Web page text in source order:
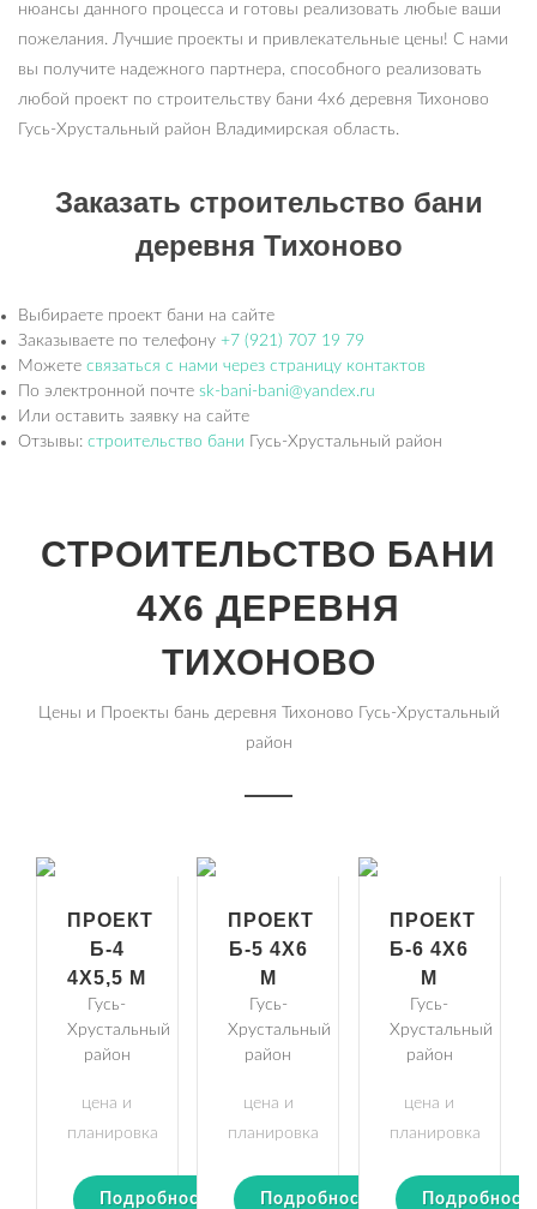
нюансы данного процесса и готовы реализовать любые ваши
пожелания. Лучшие проекты и привлекательные цены! С нами
вы получите надежного партнера, способного реализовать
любой проект по строительству бани 4х6 деревня Тихоново
Гусь-Хрустальный район Владимирская область.
Заказать строительство бани
деревня Тихоново
Выбираете проект бани на сайте
Заказываете по телефону +7 (921) 707 19 79
Можете связаться с нами через страницу контактов
По электронной почте sk-bani-bani@yandex.ru
Или оставить заявку на сайте
Отзывы: строительство бани Гусь-Хрустальный район
СТРОИТЕЛЬСТВО БАНИ
4Х6 ДЕРЕВНЯ
ТИХОНОВО
Цены и Проекты бань деревня Тихоново Гусь-Хрустальный
район
ПРОЕКТ
Б-4
4Х5,5 М
Гусь-
Хрустальный
район
цена и
планировка
Подробности
ПРОЕКТ
Б-5 4Х6
М
Гусь-
Хрустальный
район
цена и
планировка
Подробности
ПРОЕКТ
Б-6 4Х6
М
Гусь-
Хрустальный
район
цена и
планировка